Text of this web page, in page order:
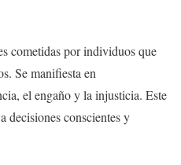
cometidas por individuos que
Se manifiesta en
el engaño y la injusticia. Este
decisiones conscientes y